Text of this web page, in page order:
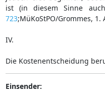
ist (in diesem Sinne
723;MüKoStPO/Grommes, 1.
IV.
Die Kostenentscheidung
Einsender: